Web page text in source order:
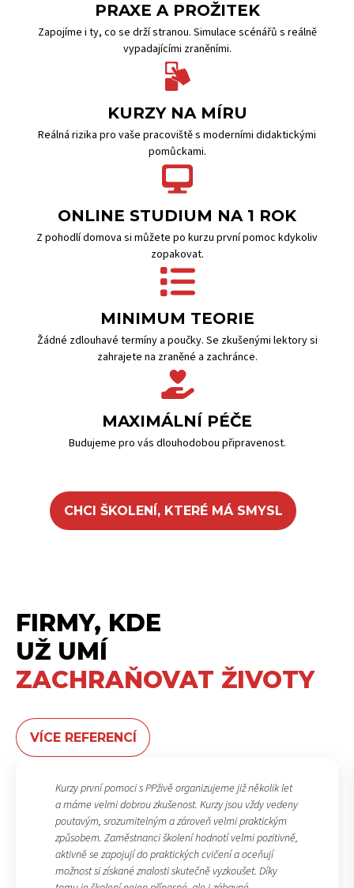
PRAXE A PROŽITEK
Zapojíme i ty, co se drží stranou. Simulace scénářů s reálně
vypadajícími zraněními.
KURZY NA MÍRU
Reálná rizika pro vaše pracoviště s moderními didaktickými
pomůckami.
ONLINE STUDIUM NA 1 ROK
Z pohodlí domova si můžete po kurzu první pomoc kdykoliv
zopakovat.
MINIMUM TEORIE
Žádné zdlouhavé termíny a poučky. Se zkušenými lektory si
zahrajete na zraněné a zachránce.
MAXIMÁLNÍ PÉČE
Budujeme pro vás dlouhodobou připravenost.
CHCI ŠKOLENÍ, KTERÉ MÁ SMYSL
FIRMY, KDE
UŽ UMÍ
ZACHRAŇOVAT ŽIVOTY
VÍCE REFERENCÍ
Kurzy první pomoci s PPživě organizujeme již několik let
a máme velmi dobrou zkušenost. Kurzy jsou vždy vedeny
poutavým, srozumitelným a zároveň velmi praktickým
způsobem. Zaměstnanci školení hodnotí velmi pozitivně,
aktivně se zapojují do praktických cvičení a oceňují
možnost si získané znalosti skutečně vyzkoušet. Díky